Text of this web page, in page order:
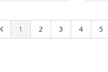
1 2 3 4 5